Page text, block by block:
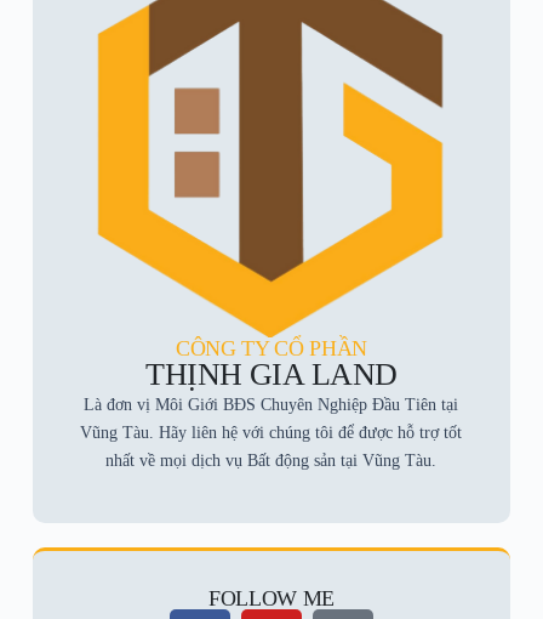
CÔNG TY CỔ PHẦN
THỊNH GIA LAND
Là đơn vị Môi Giới BĐS Chuyên Nghiệp Đầu Tiên tại
Vũng Tàu. Hãy liên hệ với chúng tôi để được hỗ trợ tốt
nhất về mọi dịch vụ Bất động sản tại Vũng Tàu.
FOLLOW ME